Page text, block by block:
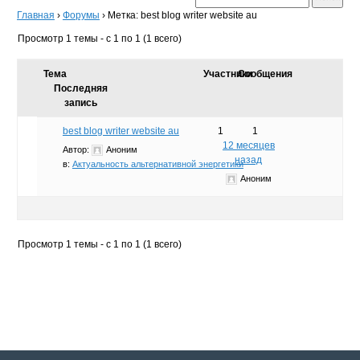
Главная › Форумы › Метка: best blog writer website au
Просмотр 1 темы - с 1 по 1 (1 всего)
Тема УчастникиСообщения
Последняя
запись
best blog writer website au
Автор:
Аноним
в: Актуальность альтернативной энергетики
1
1
12 месяцев
назад
Аноним
Просмотр 1 темы - с 1 по 1 (1 всего)